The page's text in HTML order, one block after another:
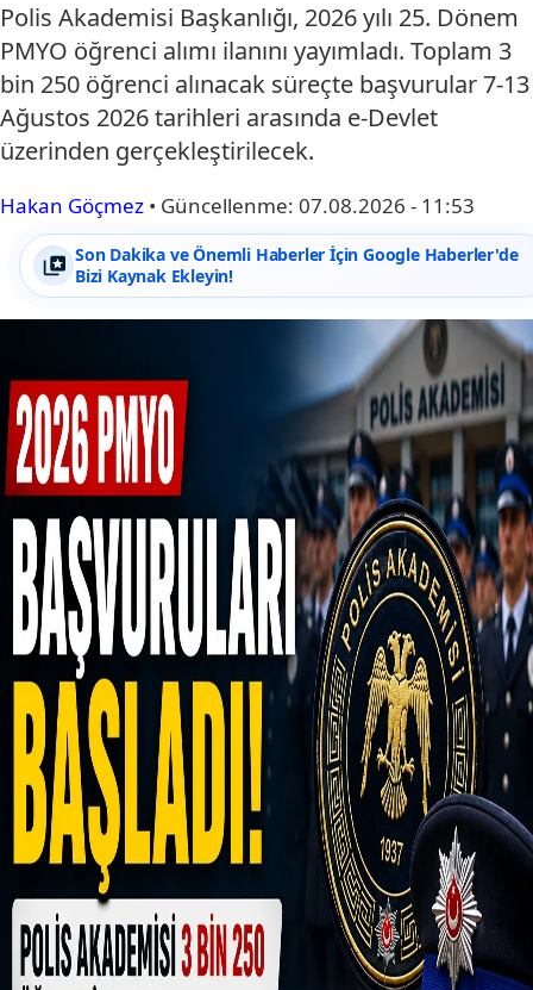
Polis Akademisi Başkanlığı, 2026 yılı 25. Dönem
PMYO öğrenci alımı ilanını yayımladı. Toplam 3
bin 250 öğrenci alınacak süreçte başvurular 7-13
Ağustos 2026 tarihleri arasında e-Devlet
üzerinden gerçekleştirilecek.
Hakan Göçmez • Güncellenme: 07.08.2026 - 11:53
Son Dakika ve Önemli Haberler İçin Google Haberler'de
Bizi Kaynak Ekleyin!